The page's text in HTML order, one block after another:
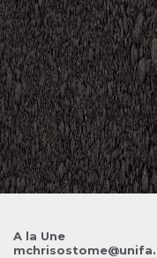
A la Une